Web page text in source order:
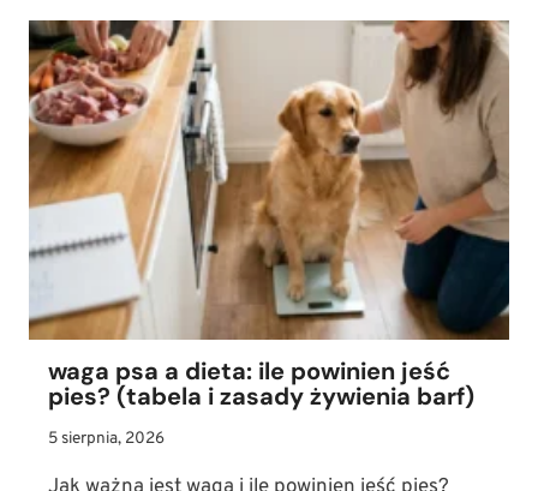
OLEJ
DAWKOWANIE
W
TERAPII
LĘKU,
STRESU
BÓLU
waga psa a dieta: ile powinien jeść
pies? (tabela i zasady żywienia barf)
5 sierpnia, 2026